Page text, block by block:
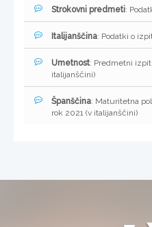
Strokovni predmeti:
Italijanščina: Podatki o
Umetnost: Predmetni
italijanščini)
Španščina: Maturitetna
rok 2021 (v italijanščini)